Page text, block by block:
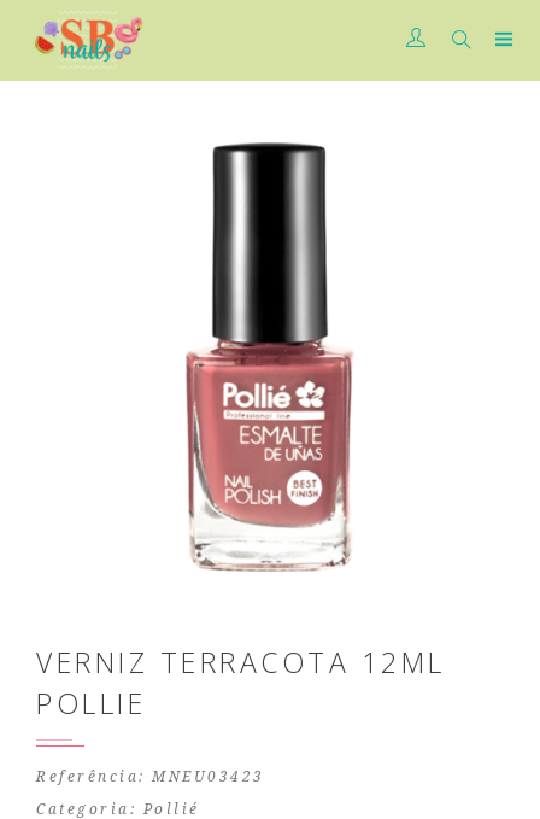
VERNIZ TERRACOTA 12ML
POLLIE
Referência: MNEU03423
Categoria: Pollié